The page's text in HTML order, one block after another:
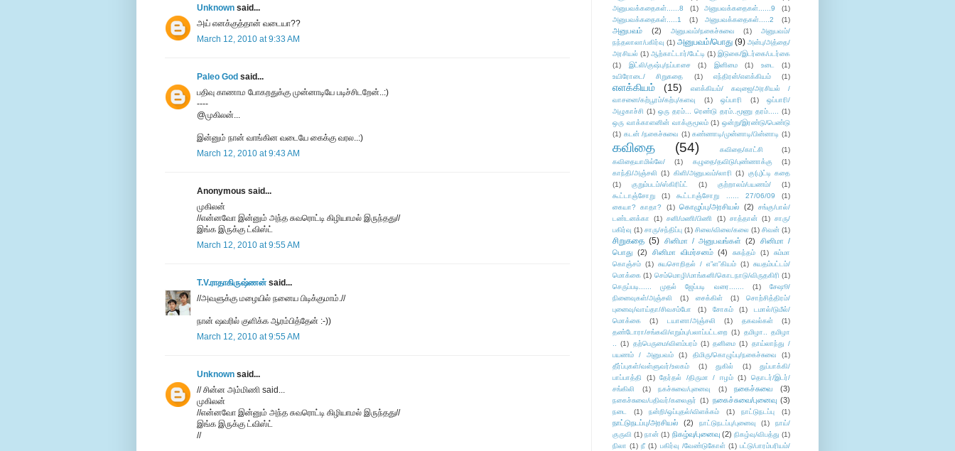
Unknown said...
அய் எனக்குத்தான் வடையா??
March 12, 2010 at 9:33 AM
Paleo God said...
பதிவு காணாம போகறதுக்கு முன்னாடியே படிச்சிடறேன்..:)
----
@முகிலன்...
இன்னும் நான் வாங்கின வடையே கைக்கு வரல..:)
March 12, 2010 at 9:43 AM
Anonymous said...
முகிலன்
//என்னவோ இன்னும் அந்த சுவரொட்டி கிழியாமல் இருந்தது//
இங்க இருக்கு ட்விஸ்ட்
March 12, 2010 at 9:55 AM
T.V.ராதாகிருஷ்ணன் said...
//அவளுக்கு மழையில் நனைய பிடிக்குமாம்.//
நான் ஷவரில் குளிக்க ஆரம்பித்தேன் :-))
March 12, 2010 at 9:55 AM
Unknown said...
// சின்ன அம்மிணி said...
முகிலன்
//என்னவோ இன்னும் அந்த சுவரொட்டி கிழியாமல் இருந்தது//
இங்க இருக்கு ட்விஸ்ட்
//
அனுபவக்கதைகள்......8
(1) அனுபவக்கதைகள்......9
(1)
அனுபவக்கதைகள்.....1
(1) அனுபவக்கதைகள்.....2 (1)
அனுபவம் (2) அனுபவம்/நகைச்சுவை (1)
அனுபவம்/
நந்தலாலா/பகிர்வு (1) அனுபவம்/பொது (9) அன்பு/அத்தை/
அரசியல் (1) ஆற்காட்டார்/பேட்டி (1) இடுகை/இடர்கை/படர்கை
(1)
இட்லி/குஷ்பு/நப்பாசை (1) இனிமை (1) உடை
(1)
உயிரோடை/ சிறுகதை
(1) எந்திரன்/எளக்கியம் (1)
எளக்கியம் (15)
எளக்கியம்/ கவுஜை/அரசியல் /
வாசனை/கற்பூரம்/கற்பு/களவு
(1) ஒப்பாரி (1)
ஒப்பாரி/
அழுகாச்சி (1) ஒரு தரம்... ரெண்டு தரம்..மூணு தரம்..... (1)
ஒரு வாக்காளனின் வாக்குமூலம் (1) ஒன்று/இரண்டு/பெண்டு
(1) கடன் /நகைச்சுவை (1) கண்ணாடி/முன்னாடி/பின்னாடி (1)
கவிதை (54) கவிதை/காட்சி
(1)
கவிதையாமில்லே/
(1) கழுதை/தவிடு/புண்ணாக்கு
(1)
காந்தி/அஞ்சலி (1) கிளி/அனுபவம்/லாரி (1) கு(பு)ட்டி கதை
(1)
குறும்படம்/ஸ்கிரிப்ட் (1) குற்றாலம்/பயணம்/
(1)
கூட்டாஞ்சோறு
(1) கூட்டாஞ்சோறு ...... 27/06/09
(1)
கையா? காதா?
(1) கொழுப்பு/அரசியல் (2)
சங்கு/பால்/
டண்டனக்கா
(1) சனி/மணி/பிணி (1) சாத்தான் (1) சாரு/
பகிர்வு (1) சாரு/சந்திப்பு (1) சிலை/விலை/கலை (1) சிவன் (1)
சிறுகதை (5) சினிமா / அனுபவங்கள் (2)
சினிமா /
பொது (2) சினிமா விமர்சனம் (4) சுகந்தம் (1)
சும்மா
கொஞ்சம் (1) சுயசொறிதல் / எ”ள”கியம் (1) சுயதம்பட்டம்/
மொக்கை (1) செம்மொழி/மாங்கனி/கொடநாடு/விருதகிரி (1)
செருப்படி...... முதல் ஜேப்படி வரை.......
(1)
சேஷூ/
நினைவுகள்/அஞ்சலி
(1) சைக்கிள் (1)
சொற்சித்திரம்/
புனைவு/வாய்தா/சிவசம்போ
(1) சோகம் (1)
டமால்/டுமீல்/
மொக்கை
(1) டயானா/அஞ்சலி (1) தகவல்கள்
(1)
தண்டோரா/சங்கவி/எறும்பு/பலாப்பட்டறை (1) தமிழா.. தமிழா
.. (1) தற்பெருமை/விளம்பரம் (1) தனிமை (1) தாய்லாந்து /
பயணம் / அனுபவம்
(1) திமிரு/கொழுப்பு/நகைச்சுவை
(1)
தீர்ப்புகள்/வள்ளுவர்/உலகம்
(1) துகில் (1)
துப்பாக்கி/
பாப்பாத்தி
(1) தேர்தல் /திருமா / ஈழம் (1)
தொடர்/இடர்/
சங்கிலி
(1) நகச்சுவை/புனைவு (1) நகைச்சுவை (3)
நகைச்சுவை/பதிவர்/கலைஞர் (1) நகைச்சுவை/புனைவு (3)
நடை (1) நன்றி/ஒப்புதல்/விளக்கம் (1) நாட்டுநடப்பு (1)
நாட்டுநடப்பு/அரசியல் (2) நாட்டுநடப்பு/புனைவு (1)
நாய்/
குருவி (1) நான் (1) நிகழ்வு/புனைவு (2) நிகழ்வு/விபத்து (1)
நிலா (1) நீ (1) பகிர்வு /வேண்டுகோள் (1) பட்டு/பாரம்பரியம்/